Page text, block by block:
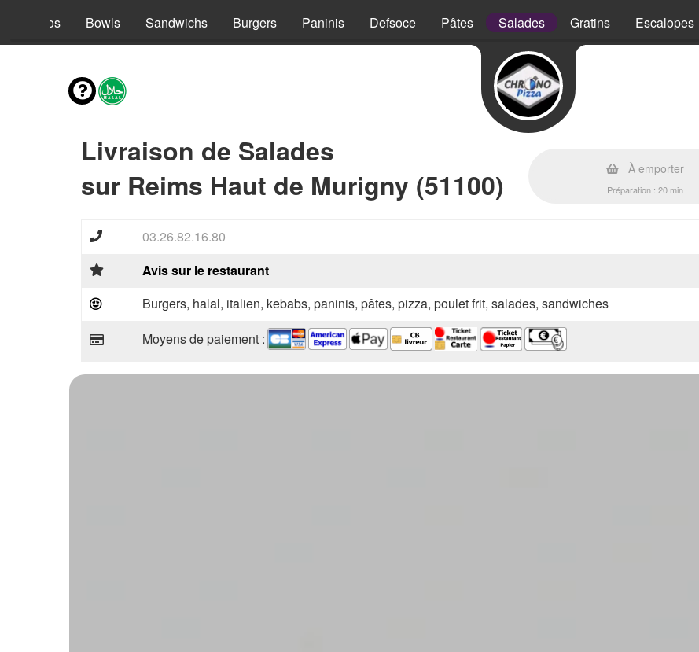
Tacos Bowls Sandwichs Burgers Paninis Defsoce Pâtes Salades Gratins Escalopes
Livraison de Salades
sur Reims Haut de Murigny (51100)
À emporter
Préparation : 20 min
03.26.82.16.80
Avis sur le restaurant
Burgers, halal, italien, kebabs, paninis, pâtes, pizza, poulet frit, salades, sandwiches
Moyens de paiement :